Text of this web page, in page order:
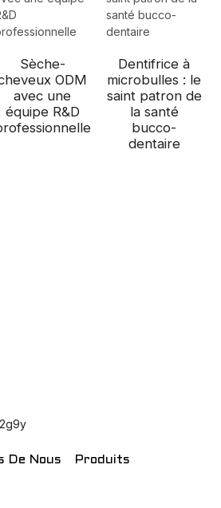
Sèche-
ODM
avec une
équipe R&D
Dentifrice à
microbulles : le
saint patron de
la santé
bucco-
dentaire
De Nous Produits